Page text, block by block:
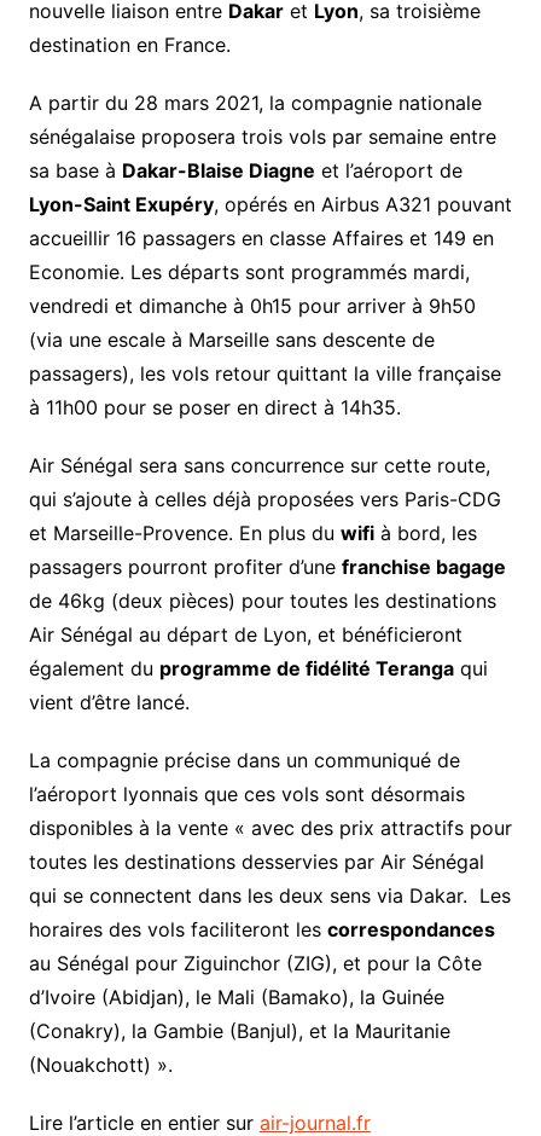
nouvelle liaison entre Dakaret Lyon, sa troisième
destination en France.
A partir du 28 mars 2021, la compagnie nationale
sénégalaise proposera trois vols par semaine entre
sa base à Dakar-Blaise Diagne et l’aéroport de
Lyon-Saint Exupéry, opérés en Airbus A321 pouvant
accueillir 16 passagers en classe Affaires et 149 en
Economie. Les départs sont programmés mardi,
vendredi et dimanche à 0h15 pour arriver à 9h50
(via une escale à Marseille sans descente de
passagers), les vols retour quittant la ville française
à 11h00 pour se poser en direct à 14h35.
Air Sénégal sera sans concurrence sur cette route,
qui s’ajoute à celles déjà proposées vers Paris-CDG
et Marseille-Provence. En plus du wifià bord, les
passagers pourront profiter d’une franchise bagage
de 46kg (deux pièces) pour toutes les destinations
Air Sénégal au départ de Lyon, et bénéficieront
également du programme de fidélité Terangaqui
vient d’être lancé.
La compagnie précise dans un communiqué de
l’aéroport lyonnais que ces vols sont désormais
disponibles à la vente « avec des prix attractifs pour
toutes les destinations desservies par Air Sénégal
qui se connectent dans les deux sens via Dakar. Les
horaires des vols faciliteront les correspondances
au Sénégal pour Ziguinchor (ZIG), et pour la Côte
d’Ivoire (Abidjan), le Mali (Bamako), la Guinée
(Conakry), la Gambie (Banjul), et la Mauritanie
(Nouakchott) ».
Lire l’article en entier sur air-journal.fr